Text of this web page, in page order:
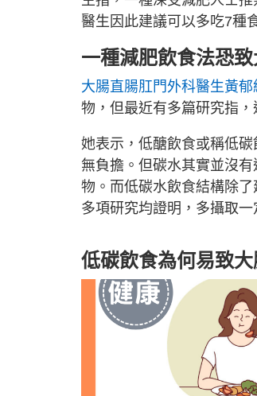
醫生因此建議可以多吃7種
一種減肥飲食法恐
大腸直腸肛門外科醫生黃郁
物，但最近有多篇研究指
她表示，低醣飲食或稱低
無負擔。但碳水其實並沒
物。而低碳水飲食結構除
多項研究均證明，多攝取
低碳飲食為何易致大